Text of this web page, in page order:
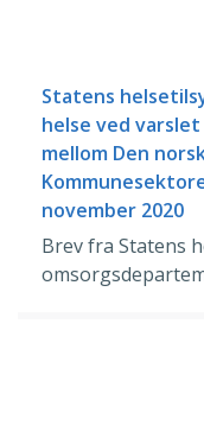
Statens
helse ved
mellom Den
november 2020
Brev fra Statens